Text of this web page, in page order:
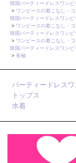
韓国パーティードレスワン
> ワンピースの着こなし・
韓国パーティードレスワン
> ワンピースの着こなし・
韓国パーティードレスワン
> ワンピースの着こなし・
韓国パーティードレスワン
> 長袖
パーティードレスワ
トップス
水着